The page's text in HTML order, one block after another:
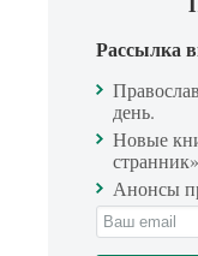
Рассылка
день.
Новые
Анонсы